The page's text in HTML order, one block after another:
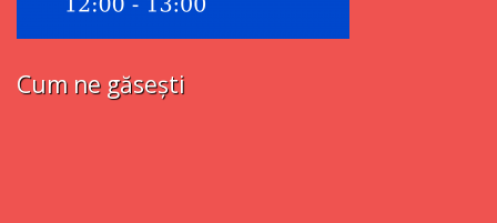
Cum ne găsești